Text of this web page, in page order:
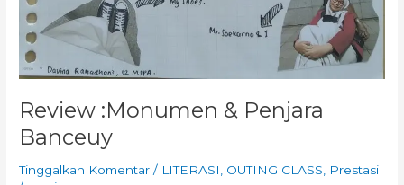
Review :Monumen & Penjara
Banceuy
Tinggalkan Komentar / LITERASI OUTING CLASS
Prestasi